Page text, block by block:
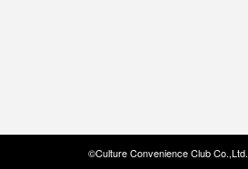
©Culture Convenience Club Co.,Ltd.